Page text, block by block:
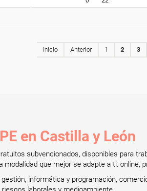
Inicio Anterior 1 2 3
en Castilla y León
subvencionados, disponibles para
que mejor se adapte a ti: online,
informática y programación,